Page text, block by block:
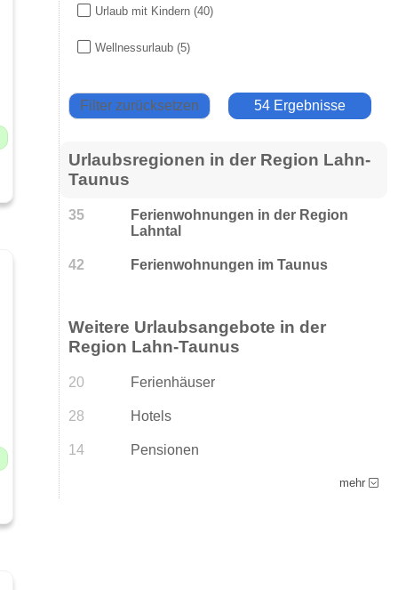
Urlaub mit Kindern (40)
Wellnessurlaub (5)
Filter zurücksetzen 54 Ergebnisse
Urlaubsregionen in der Region Lahn-
Taunus
35
Ferienwohnungen in der Region
Lahntal
42 Ferienwohnungen im Taunus
Weitere Urlaubsangebote in der
Region Lahn-Taunus
20 Ferienhäuser
28 Hotels
14 Pensionen
mehr